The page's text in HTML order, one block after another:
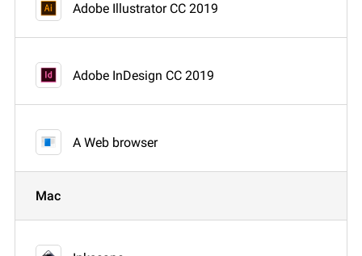
Adobe Illustrator CC 2019
Adobe InDesign CC 2019
A Web browser
Mac